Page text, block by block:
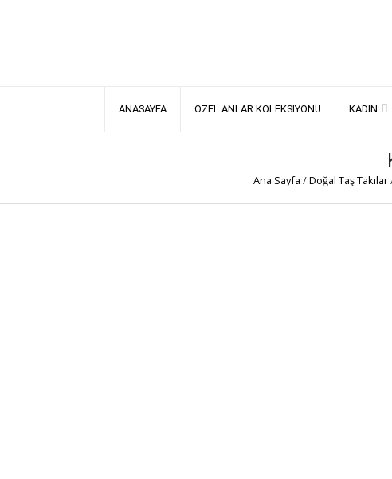
ANASAYFA ÖZEL ANLAR KOLEKSİYONU KADIN
Ana Sayfa /Doğal Taş Takılar